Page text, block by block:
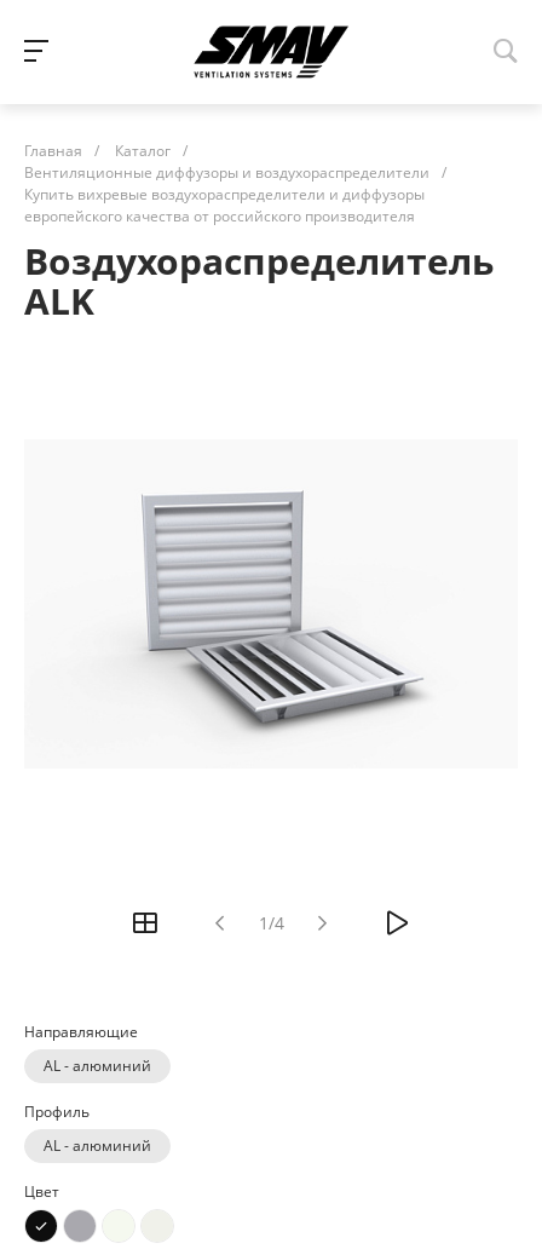
Главная / Каталог /
Вентиляционные диффузоры и воздухораспределители
/
Купить вихревые воздухораспределители и диффузоры
европейского качества от российского производителя
Воздухораспределитель
ALK
1/4
Направляющие
AL - алюминий
Профиль
AL - алюминий
Цвет